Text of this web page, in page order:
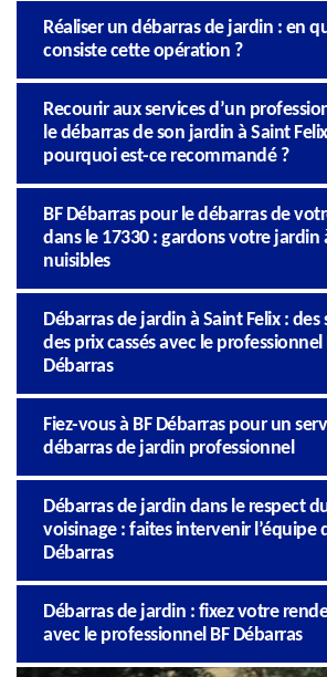
Réaliser un débarras de jardin : en
consiste cette opération ?
Recourir aux services d’un
le débarras de son jardin à Saint
pourquoi est-ce recommandé ?
BF Débarras pour le débarras de
dans le 17330 : gardons votre jardin
nuisibles
Débarras de jardin à Saint Felix : des
des prix cassés avec le professionnel
Débarras
Fiez-vous à BF Débarras pour un
débarras de jardin professionnel
Débarras de jardin dans le respect
voisinage : faites intervenir l’équipe
Débarras
Débarras de jardin : fixez votre
avec le professionnel BF Débarras